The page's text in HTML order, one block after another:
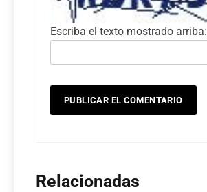
Escriba el texto mostrado arriba:
Relacionadas